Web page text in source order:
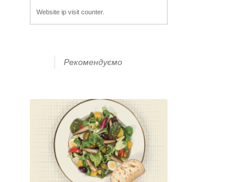
Website ip visit counter.
Рекомендуємо